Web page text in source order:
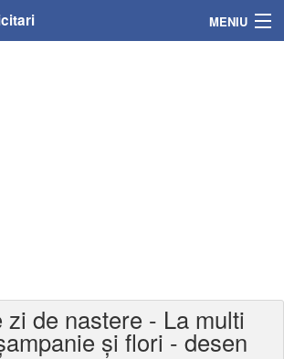
MENIU
zi de nastere - La multi
și flori - desen